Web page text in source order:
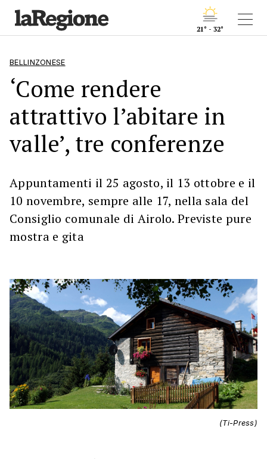
21° - 32°
BELLINZONESE
‘Come rendere
attrattivo l’abitare in
valle’, tre conferenze
Appuntamenti il 25 agosto, il 13 ottobre e il
10 novembre, sempre alle 17, nella sala del
Consiglio comunale di Airolo. Previste pure
mostra e gita
(Ti-Press)